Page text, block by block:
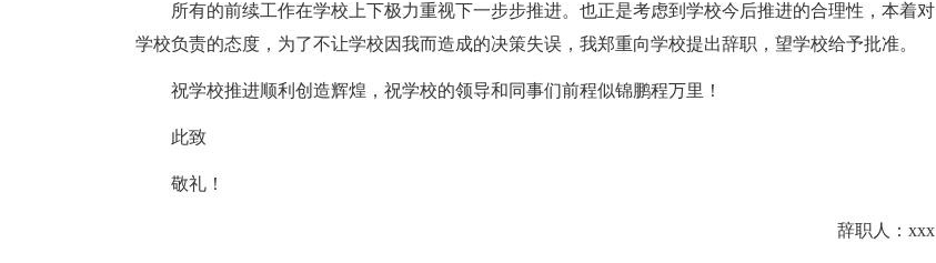
所有的前续工作在学校上下极力重视下一步步推进。也正是考虑到学校今后推进的合理性，本着对
学校负责的态度，为了不让学校因我而造成的决策失误，我郑重向学校提出辞职，望学校给予批准。
祝学校推进顺利创造辉煌，祝学校的领导和同事们前程似锦鹏程万里！
此致
敬礼！
辞职人：xxx